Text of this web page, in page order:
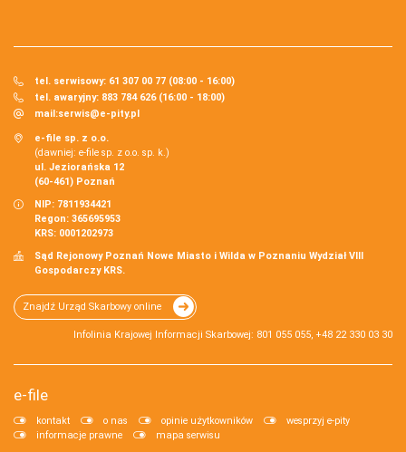
tel. serwisowy: 61 307 00 77 (08:00 - 16:00)
tel. awaryjny: 883 784 626 (16:00 - 18:00)
mail:serwis@e-pity.pl
e-file sp. z o.o.
(dawniej: e-file sp. z o.o. sp. k.)
ul. Jeziorańska 12
(60-461) Poznań
NIP: 7811934421
Regon: 365695953
KRS: 0001202973
Sąd Rejonowy Poznań Nowe Miasto i Wilda w Poznaniu Wydział VIII
Gospodarczy KRS.
Znajdź Urząd Skarbowy online
Infolinia Krajowej Informacji Skarbowej: 801 055 055, +48 22 330 03 30
e-file
kontakt o nas opinie użytkowników
wesprzyj e-pity
informacje prawne
mapa serwisu